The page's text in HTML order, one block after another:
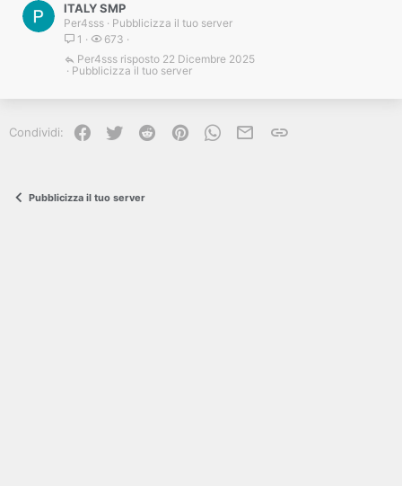
ITALY SMP
Per4sss
Pubblicizza il tuo server
1
673
Pubblicizza il tuo server
22 Dicembre 2025
Per4sss
Condividi: Facebook
Twitter Reddit PinterestWhatsApp
e-mailLink
Pubblicizza il tuo server